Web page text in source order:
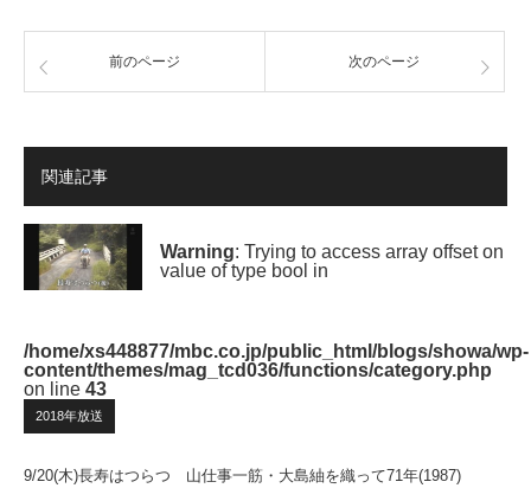
前のページ 次のページ
関連記事
Warning: Trying to access array offset on
value of type bool in
/home/xs448877/mbc.co.jp/public_html/blogs/showa/wp-
content/themes/mag_tcd036/functions/category.php
on line 43
2018年放送
9/20(木)長寿はつらつ 山仕事一筋・大島紬を織って71年(1987)